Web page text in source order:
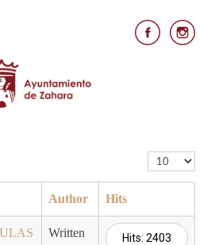
Display #
Author Hits
Written
Hits: 2403